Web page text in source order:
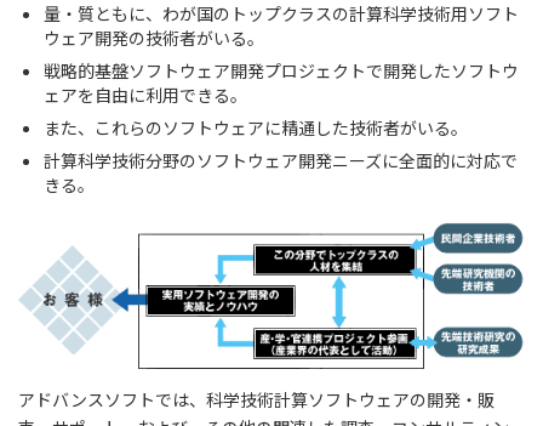
量・質ともに、わが国のトップクラスの計算科学技術用ソフト
ウェア開発の技術者がいる。
戦略的基盤ソフトウェア開発プロジェクトで開発したソフトウ
ェアを自由に利用できる。
また、これらのソフトウェアに精通した技術者がいる。
計算科学技術分野のソフトウェア開発ニーズに全面的に対応で
きる。
アドバンスソフトでは、科学技術計算ソフトウェアの開発・販